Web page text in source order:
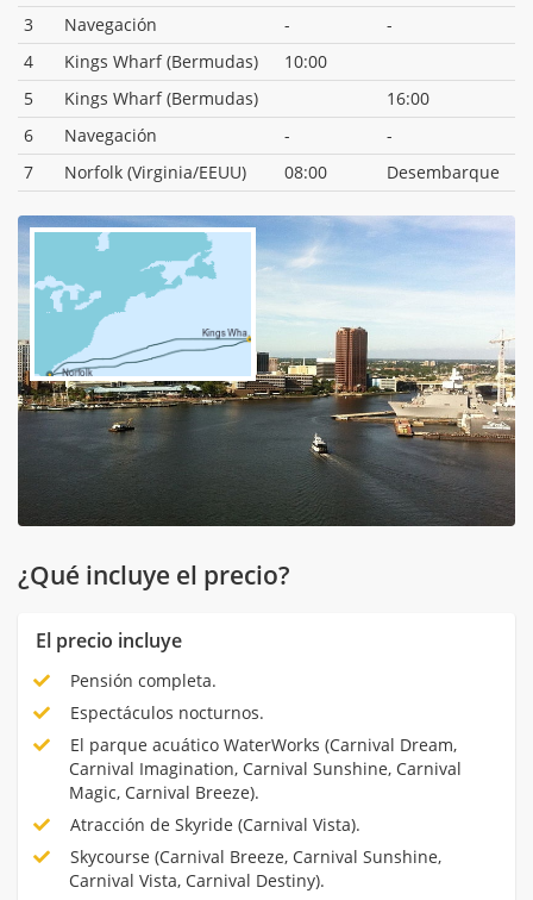
3
Navegación -
-
4
Kings Wharf (Bermudas)
10:00
5
Kings Wharf (Bermudas)
16:00
6
Navegación -
-
7
Norfolk (Virginia/EEUU) 08:00 Desembarque
¿Qué incluye el precio?
El precio incluye
Pensión completa.
Espectáculos nocturnos.
El parque acuático WaterWorks (Carnival Dream,
Carnival Imagination, Carnival Sunshine, Carnival
Magic, Carnival Breeze).
Atracción de Skyride (Carnival Vista).
Skycourse (Carnival Breeze, Carnival Sunshine,
Carnival Vista, Carnival Destiny).